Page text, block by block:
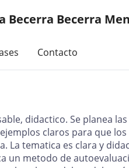
Becerra Becerra
Contacto
didactico. Se planea
claros para que
La tematica es clara y
un metodo de